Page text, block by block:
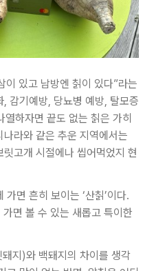
이 있고 남방엔 칡이 있다”라는
감기예방, 당뇨병 예방, 탈모증
하자면 끝도 없는 칡은 가히
라와 같은 추운 지역에서는
고개 시절에나 씹어먹었지 현
면 흔히 보이는 ‘산칡’이다.
면 볼 수 있는 새롭고 특이한
지)와 백돼지의 차이를 생각